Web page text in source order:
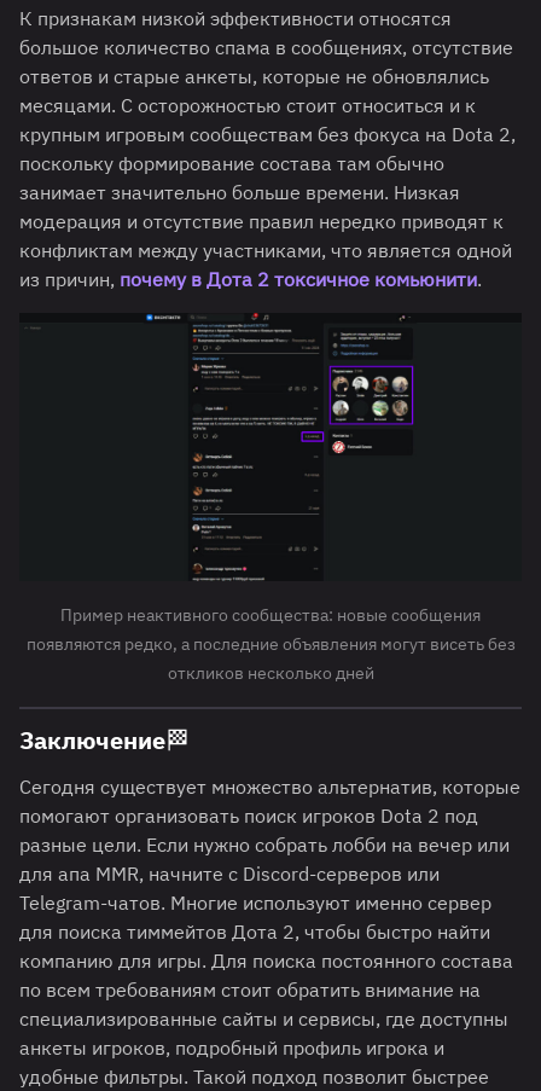
К признакам низкой эффективности относятся
большое количество спама в сообщениях, отсутствие
ответов и старые анкеты, которые не обновлялись
месяцами. С осторожностью стоит относиться и к
крупным игровым сообществам без фокуса на Dota 2,
поскольку формирование состава там обычно
занимает значительно больше времени. Низкая
модерация и отсутствие правил нередко приводят к
конфликтам между участниками, что является одной
из причин, почему в Дота 2 токсичное комьюнити.
Пример неактивного сообщества: новые сообщения
появляются редко, а последние объявления могут висеть без
откликов несколько дней
Заключение🏁
Сегодня существует множество альтернатив, которые
помогают организовать поиск игроков Dota 2 под
разные цели. Если нужно собрать лобби на вечер или
для апа MMR, начните с Discord-серверов или
Telegram-чатов. Многие используют именно сервер
для поиска тиммейтов Дота 2, чтобы быстро найти
компанию для игры. Для поиска постоянного состава
по всем требованиям стоит обратить внимание на
специализированные сайты и сервисы, где доступны
анкеты игроков, подробный профиль игрока и
удобные фильтры. Такой подход позволит быстрее